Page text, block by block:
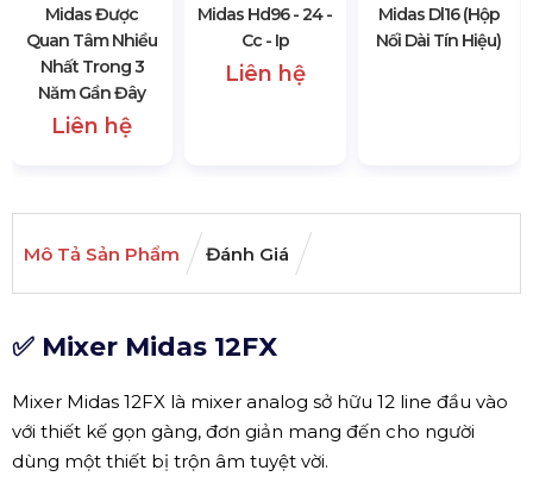
Midas Được
Quan Tâm Nhiều
Nhất Trong 3
Năm Gần Đây
Liên hệ
Midas Hd96 - 24 -
Cc - Ip
Liên hệ
Midas Dl16 (Hộp
Nối Dài Tín Hiệu)
Mô Tả Sản Phẩm Đánh Giá
✅ Mixer Midas 12FX
Mixer Midas 12FX là mixer analog sở hữu 12 line đầu vào
với thiết kế gọn gàng, đơn giản mang đến cho người
dùng một thiết bị trộn âm tuyệt vời.